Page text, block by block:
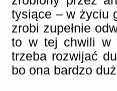
tysiące – w życiu
zrobi zupełnie
to w tej chwili w
trzeba rozwijać
bo ona bardzo